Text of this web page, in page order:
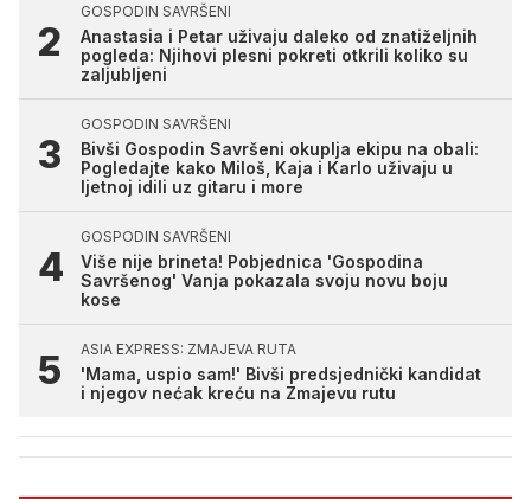
GOSPODIN SAVRŠENI
Anastasia i Petar uživaju daleko od znatiželjnih
pogleda: Njihovi plesni pokreti otkrili koliko su
zaljubljeni
GOSPODIN SAVRŠENI
Bivši Gospodin Savršeni okuplja ekipu na obali:
Pogledajte kako Miloš, Kaja i Karlo uživaju u
ljetnoj idili uz gitaru i more
GOSPODIN SAVRŠENI
Više nije brineta! Pobjednica 'Gospodina
Savršenog' Vanja pokazala svoju novu boju
kose
ASIA EXPRESS: ZMAJEVA RUTA
'Mama, uspio sam!' Bivši predsjednički kandidat
i njegov nećak kreću na Zmajevu rutu